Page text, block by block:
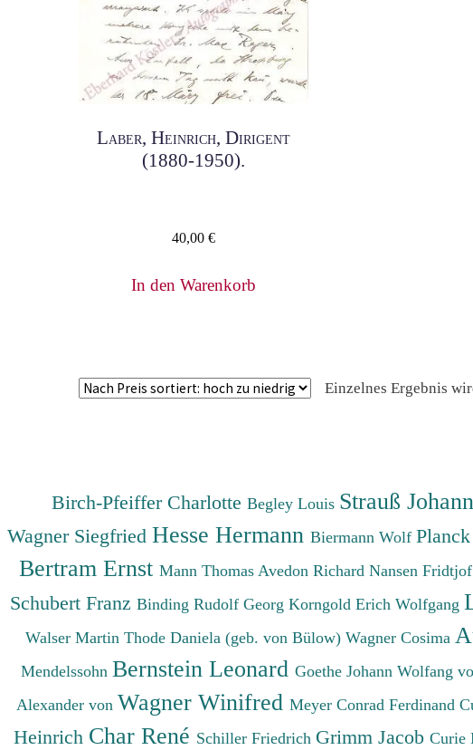
Laber, Heinrich, Dirigent
(1880-1950).
40,00€
In den Warenkorb
Einzelnes Ergebnis
Birch-Pfeiffer CharlotteBegley Louis Strauß
Wagner Siegfried Hesse Hermann Biermann Wolf
Bertram Ernst Mann Thomas Avedon Richard Nansen Fridtjof
Schubert Franz Binding Rudolf Georg Korngold Erich Wolfgang
Walser Martin Thode Daniela (geb. von Bülow) Wagner Cosima
Mendelssohn Bernstein Leonard Goethe Johann Wolfang
Alexander von Wagner Winifred Meyer Conrad Ferdinand
Heinrich Char René Schiller Friedrich Grimm Jacob Curie